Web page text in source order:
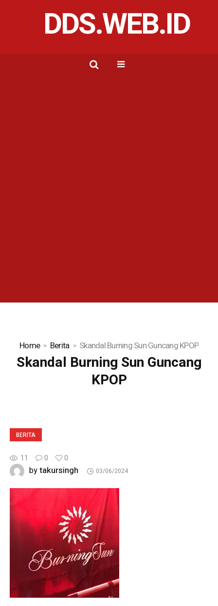
DDS.WEB.ID
Home Berita Skandal Burning Sun Guncang KPOP
Skandal Burning Sun Guncang
KPOP
BERITA
11 0 0
bytakursingh 03/06/2024